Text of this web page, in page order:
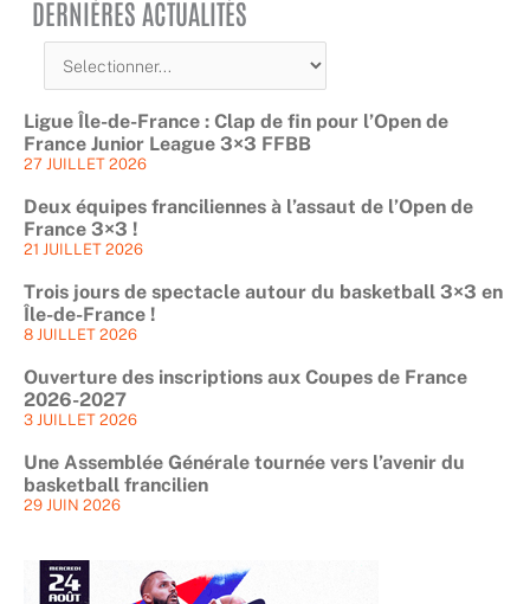
DERNIÈRES ACTUALITÉS
Ligue Île-de-France : Clap de fin pour l’Open de
France Junior League 3×3 FFBB
27 JUILLET 2026
Deux équipes franciliennes à l’assaut de l’Open de
France 3×3 !
21 JUILLET 2026
Trois jours de spectacle autour du basketball 3×3 en
Île-de-France !
8 JUILLET 2026
Ouverture des inscriptions aux Coupes de France
2026-2027
3 JUILLET 2026
Une Assemblée Générale tournée vers l’avenir du
basketball francilien
29 JUIN 2026